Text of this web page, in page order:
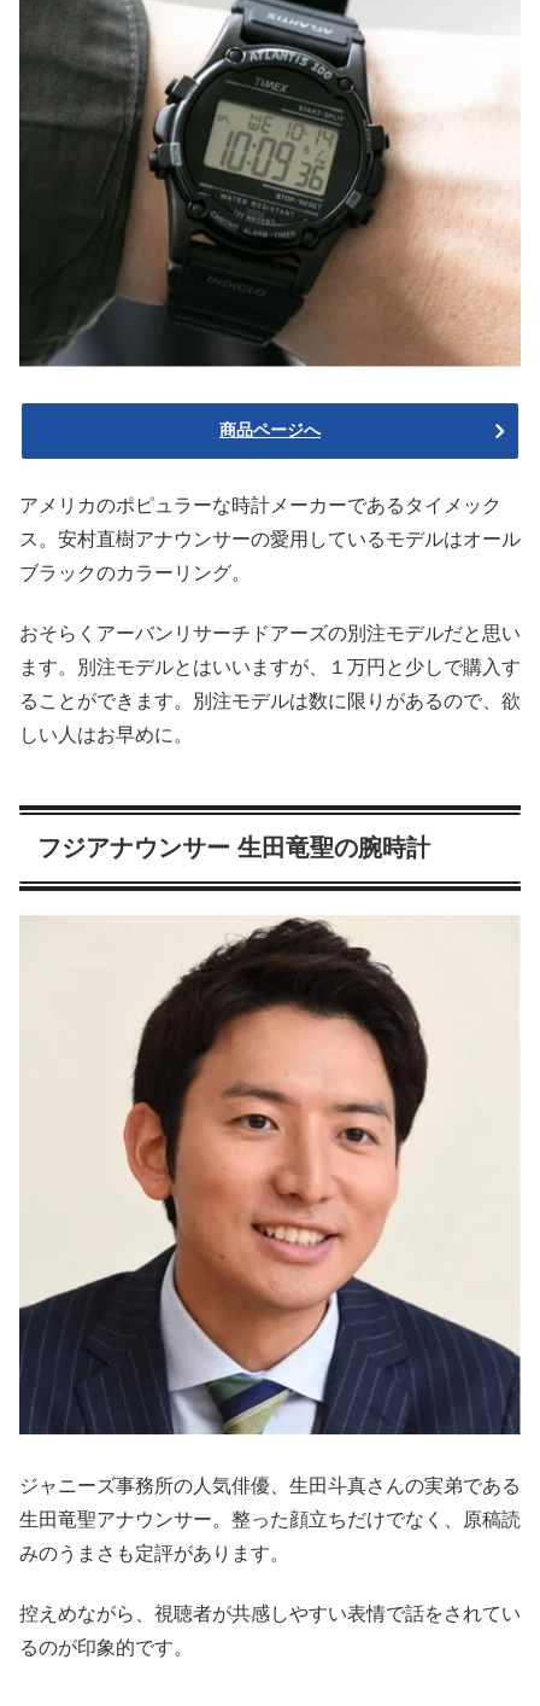
商品ページへ
アメリカのポピュラーな時計メーカーであるタイメック
ス。安村直樹アナウンサーの愛用しているモデルはオール
ブラックのカラーリング。
おそらくアーバンリサーチドアーズの別注モデルだと思い
ます。別注モデルとはいいますが、１万円と少しで購入す
ることができます。別注モデルは数に限りがあるので、欲
しい人はお早めに。
フジアナウンサー 生田竜聖の腕時計
ジャニーズ事務所の人気俳優、生田斗真さんの実弟である
生田竜聖アナウンサー。整った顔立ちだけでなく、原稿読
みのうまさも定評があります。
控えめながら、視聴者が共感しやすい表情で話をされてい
るのが印象的です。